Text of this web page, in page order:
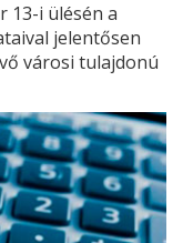
13-i ülésén a
jelentősen
városi tulajdonú